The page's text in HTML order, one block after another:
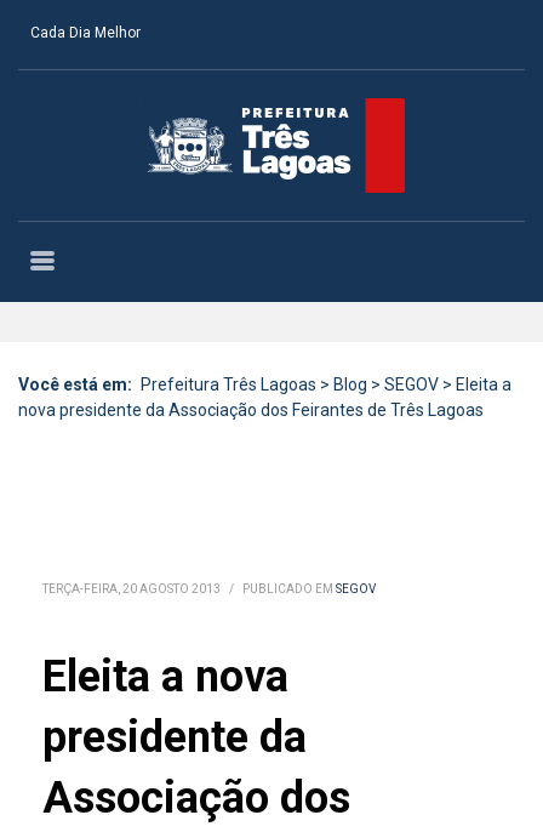
Cada Dia Melhor
Você está em: Prefeitura Três Lagoas > Blog > SEGOV > Eleita a
nova presidente da Associação dos Feirantes de Três Lagoas
TERÇA-FEIRA, 20 AGOSTO 2013 / PUBLICADO EM SEGOV
Eleita a nova
presidente da
Associação dos